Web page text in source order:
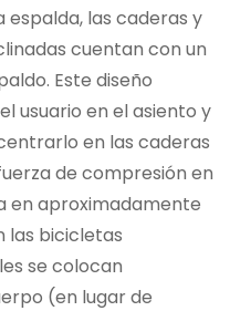
las caderas y
cuentan con un
Este diseño
usuario en el asiento y
en las caderas
de compresión en
en aproximadamente
las bicicletas
se colocan
(en lugar de